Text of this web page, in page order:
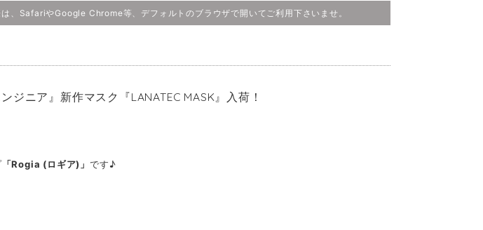
SafariやGoogle Chrome等、デフォルトのブラウザで開いてご利用下さいませ。
ジニア』新作マスク『LANATEC MASK』入荷！
「Rogia (ロギア)」です♪